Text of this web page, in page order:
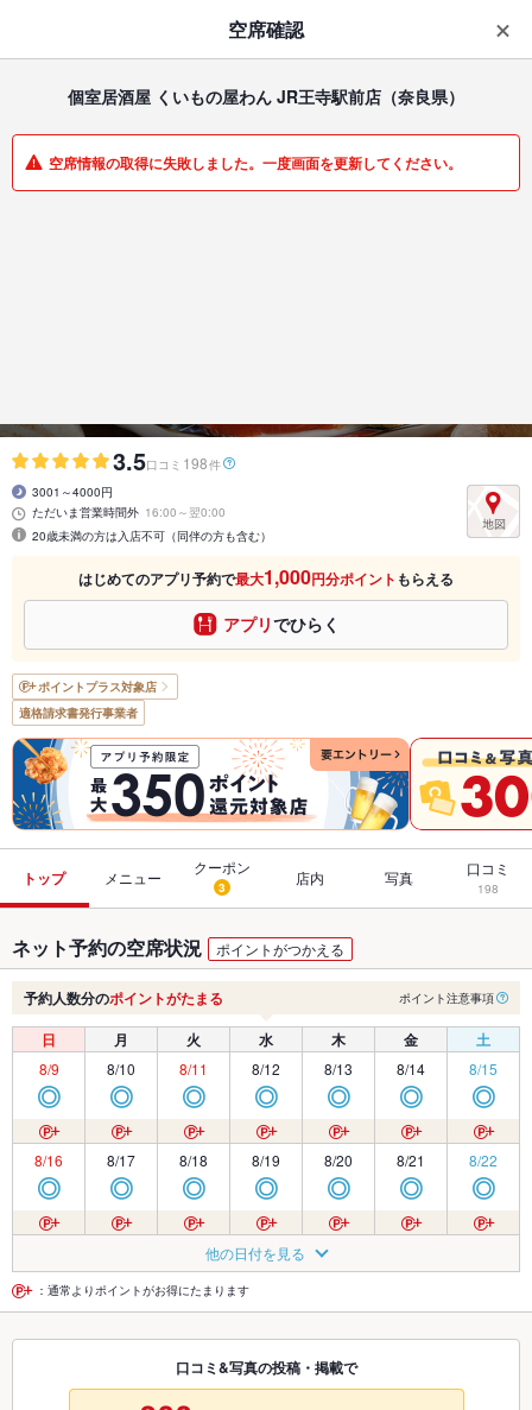
はじめてのアプリ予約で最大1,000円分ポイントもらえる
ダウンロード アプリで開く
一覧 マイメニュー
3.5口コミ 198件
3001～4000円
ただいま営業時間外 16:00～翌0:00
20歳未満の方は入店不可（同伴の方も含む）
はじめてのアプリ予約で最大1,000円分ポイント もらえる
アプリでひらく
ポイントプラス対象店
適格請求書発行事業者
トップ メニュー
クーポン
3 店内 写真 口コミ
198
ネット予約の空席状況 ポイントがつかえる
予約人数分のポイントがたまる ポイント注意事項
日 月 火 水 木 金 土
8/9
◎
8/10
◎
8/11
◎
8/12
◎
8/13
◎
8/14
◎
8/15
◎
8/16
◎
8/17
◎
8/18
◎
8/19
◎
8/20
◎
8/21
◎
8/22
◎
◎ ◎
8/25
◎
8/26
◎
8/27
◎ ◎ ◎
8/30 8/31 9/1
◎
9/2
◎
9/3
◎
9/4 9/5
他の日付を見る
：通常よりポイントがお得にたまります
口コミ&写真の投稿・掲載で
空席確認
個室居酒屋 くいもの屋わん JR王寺駅前店 （奈良県）
空席情報の取得に失敗しました。一度画面を更新してください。